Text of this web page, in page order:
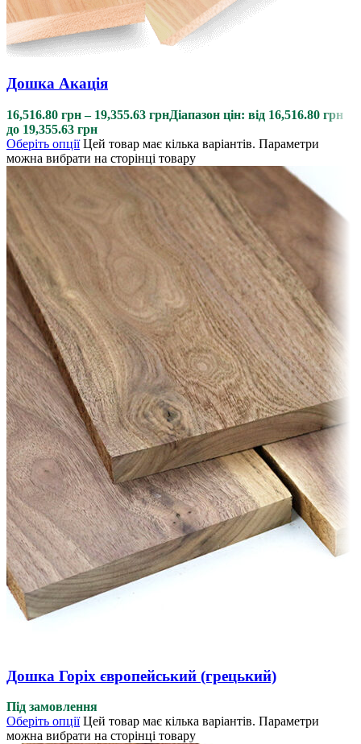
Дошка Акація
16,516.80 грн – 19,355.63 грнДіапазон цін: від 16,516.80 грн
до 19,355.63 грн
Оберіть опції Цей товар має кілька варіантів. Параметри
можна вибрати на сторінці товару
Дошка Горіх європейський (грецький)
Під замовлення
Оберіть опції Цей товар має кілька варіантів. Параметри
можна вибрати на сторінці товару